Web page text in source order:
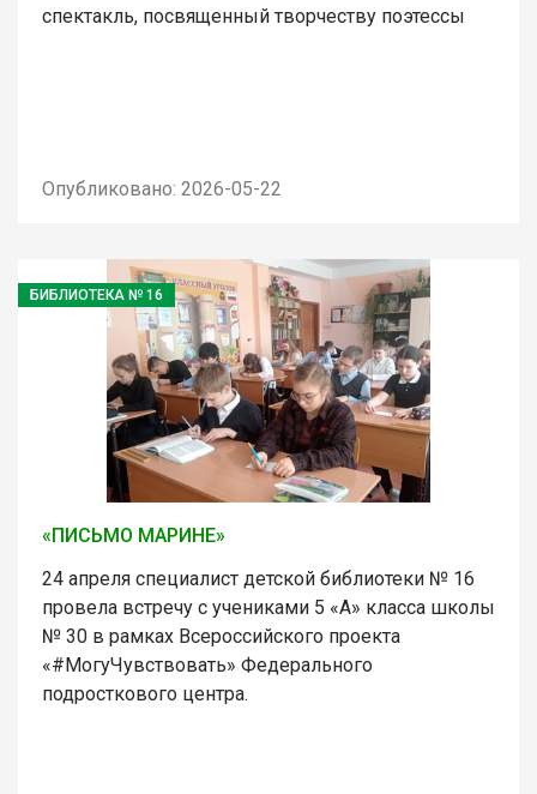
спектакль, посвященный творчеству поэтессы
Опубликовано: 2026-05-22
БИБЛИОТЕКА № 16
«ПИСЬМО МАРИНЕ»
24 апреля специалист детской библиотеки № 16
провела встречу с учениками 5 «А» класса школы
№ 30 в рамках Всероссийского проекта
«#МогуЧувствовать» Федерального
подросткового центра.